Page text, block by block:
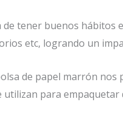
de tener buenos
etc, logrando un
de papel marrón nos
utilizan para